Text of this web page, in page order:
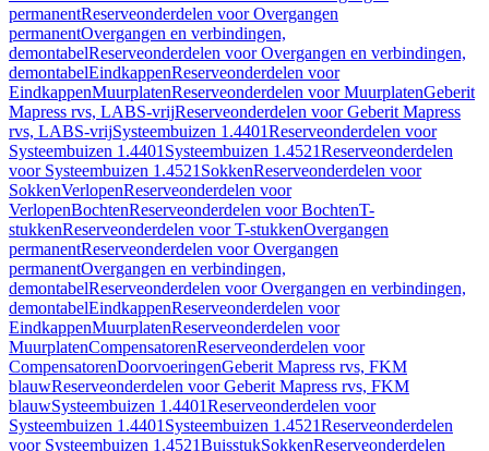
permanentReserveonderdelen voor Overgangen
permanentOvergangen en verbindingen,
demontabelReserveonderdelen voor Overgangen en verbindingen,
demontabelEindkappenReserveonderdelen voor
EindkappenMuurplatenReserveonderdelen voor MuurplatenGeberit
Mapress rvs, LABS-vrijReserveonderdelen voor Geberit Mapress
rvs, LABS-vrijSysteembuizen 1.4401Reserveonderdelen voor
Systeembuizen 1.4401 Systeembuizen 1.4521Reserveonderdelen
voor Systeembuizen 1.4521 SokkenReserveonderdelen voor
SokkenVerlopenReserveonderdelen voor
VerlopenBochtenReserveonderdelen voor BochtenT-
stukkenReserveonderdelen voor T-stukkenOvergangen
permanentReserveonderdelen voor Overgangen
permanentOvergangen en verbindingen,
demontabelReserveonderdelen voor Overgangen en verbindingen,
demontabelEindkappenReserveonderdelen voor
EindkappenMuurplatenReserveonderdelen voor
MuurplatenCompensatorenReserveonderdelen voor
CompensatorenDoorvoeringenGeberit Mapress rvs, FKM
blauwReserveonderdelen voor Geberit Mapress rvs, FKM
blauwSysteembuizen 1.4401Reserveonderdelen voor
Systeembuizen 1.4401 Systeembuizen 1.4521Reserveonderdelen
voor Systeembuizen 1.4521BuisstukSokkenReserveonderdelen